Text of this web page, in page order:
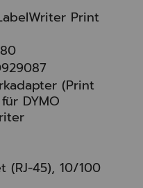
Print
(Print
DYMO
(RJ-45), 10/100